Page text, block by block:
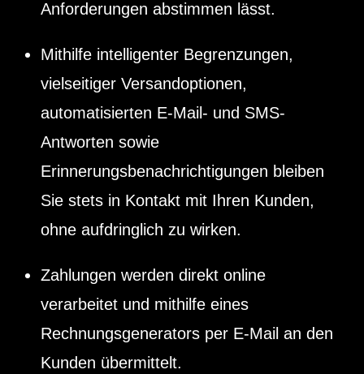
Anforderungen abstimmen lässt.
Mithilfe intelligenter Begrenzungen,
vielseitiger Versandoptionen,
automatisierten E-Mail- und SMS-
Antworten sowie
Erinnerungsbenachrichtigungen bleiben
Sie stets in Kontakt mit Ihren Kunden,
ohne aufdringlich zu wirken.
Zahlungen werden direkt online
verarbeitet und mithilfe eines
Rechnungsgenerators per E-Mail an den
Kunden übermittelt.